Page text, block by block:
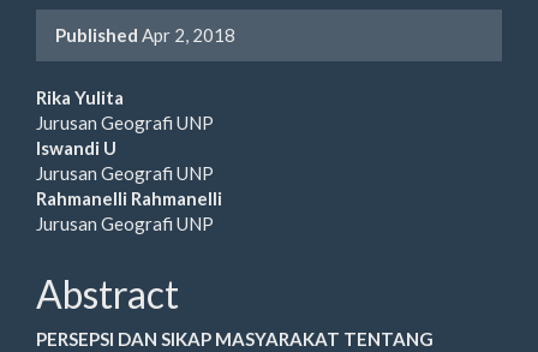
Published Apr 2, 2018
Main
Article
Content
Rika Yulita
Jurusan Geografi UNP
Iswandi U
Jurusan Geografi UNP
Rahmanelli Rahmanelli
Jurusan Geografi UNP
Abstract
PERSEPSI DAN SIKAP MASYARAKAT TENTANG